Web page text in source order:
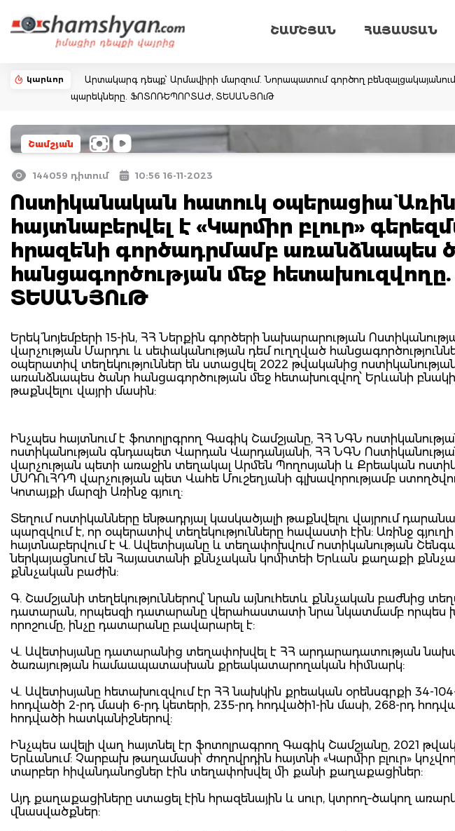
ՇԱՄՇՅԱՆ ՀԱՅԱՍՏԱՆ
կարևոր
Արտակարգ դեպք՝ Արմավիրի մարզում. Նորապատում գործող բենզալցակայանում
պարեկները. ՖՈՏՈՌԵՊՈՐՏԱԺ, ՏԵՍԱՆՅՈւԹ
Շամշյան
144059 դիտում 10:56 16-11-2023
Ոստիկանական հատուկ օպերացիա`
հայտնաբերվել է «Կարմիր բլուր»
հրազենի գործադրմամբ առանձնապես
հանցագործության մեջ
ՏԵՍԱՆՅՈւԹ
Երեկ` նոյեմբերի 15-ին, ՀՀ Ներքին գործերի նախարարության
վարչության Մարդու և սեփականության դեմ ուղղված
օպերատիվ տեղեկություններ են ստացվել 2022 թվականից
առանձնապես ծանր հանցագործության մեջ հետախուզվող՝ Երևանի
թաքնվելու վայրի մասին:
Ինչպես հայտնում է ֆոտոլրգրող Գագիկ Շամշյանը, ՀՀ ՆԳՆ
ոստիկանության գնդապետ Վարդան Վարդանյանի, ՀՀ ՆԳՆ
վարչության պետի առաջին տեղակալ Արմեն Պողոսյանի և Քրեական
ՄՍԴՈւՀԴՊ վարչության պետ Վահե Մուշեղյանի գլխավորությամբ
Կոտայքի մարզի Առինջ գյուղ:
Տեղում ոստիկանները ենթադրյալ կասկածյալի թաքնվելու վայրում
պարզվում է, որ օպերատիվ տեղեկությունները հավաստի էին: Առինջ
հայտնաբերվում է Վ. Ավետիսյանը և տեղափոխվում ոստիկանության
ներկայացնում են Հայաստանի քննչական կոմիտեի Երևան քաղաքի
քննչական բաժին:
Գ. Շամշյանի տեղեկություններով՝ նրան այնուհետև քննչական բաժնից
դատարան, որպեսզի դատարանը վերահաստատի նրա նկատմամբ որպես
որոշումը, ինչը դատարանը բավարարել է:
Վ. Ավետիսյանը դատարանից տեղափոխվել է ՀՀ արդարադատության
ծառայության համաապատասխան քրեակատարողական հիմնարկ:
Վ. Ավետիսյանը հետախուզվում էր ՀՀ նախկին քրեական օրենսգրքի 34-
հոդվածի 2-րդ մասի 6-րդ կետերի, 235-րդ հոդվածի1-ին մասի, 268-րդ
հոդվածի հատկանիշներով:
Ինչպես ավելի վաղ հայտնել էր ֆոտոլրագրող Գագիկ Շամշյանը, 2021
Երևանում: Չարբախ թաղամասի՝ ժողովրդին հայտնի «Կարմիր բլուր»
տարբեր հիվանդանոցներ էին տեղափոխվել մի քանի քաղաքացիներ:
Այդ քաղաքացիները ստացել էին հրազենային և սուր, կտրող–ծակող
վնասվածքներ: